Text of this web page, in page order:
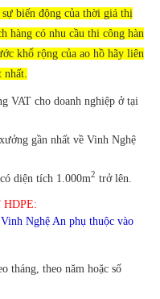
biến động của thời giá thị
hàng có nhu cầu thi công hàn
khổ rộng của ao hồ hãy liên
VAT cho doanh nghiệp ở tại
gần nhất về Vinh Nghệ
diện tích 1.000m2 trở lên.
Nghệ An phụ thuộc vào
tháng, theo năm hoặc số